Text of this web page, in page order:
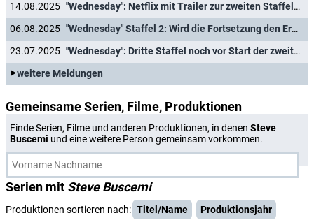
14.08.2025
"Wednesday": Netflix mit Trailer zur zweiten Staffelhälfte
06.08.2025
"Wednesday" Staffel 2: Wird die Fortsetzung den Erwartungen gerecht?
23.07.2025
"Wednesday": Dritte Staffel noch vor Start der zweiten Staffel offiziell bestellt
weitere Meldungen
Gemeinsame Serien, Filme, Produktionen
Finde Serien, Filme und anderen Produktionen, in denen Steve
Buscemi und eine weitere Person gemeinsam vorkommen.
Serien mit Steve Buscemi
Produktionen sortieren nach: Titel/Name
Produktionsjahr